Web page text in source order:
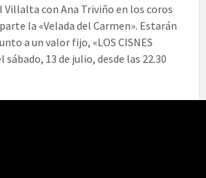
Villalta con Ana Triviño en los coros
la «Velada del Carmen». Estarán
a un valor fijo, «LOS CISNES
sábado, 13 de julio, desde las 22.30